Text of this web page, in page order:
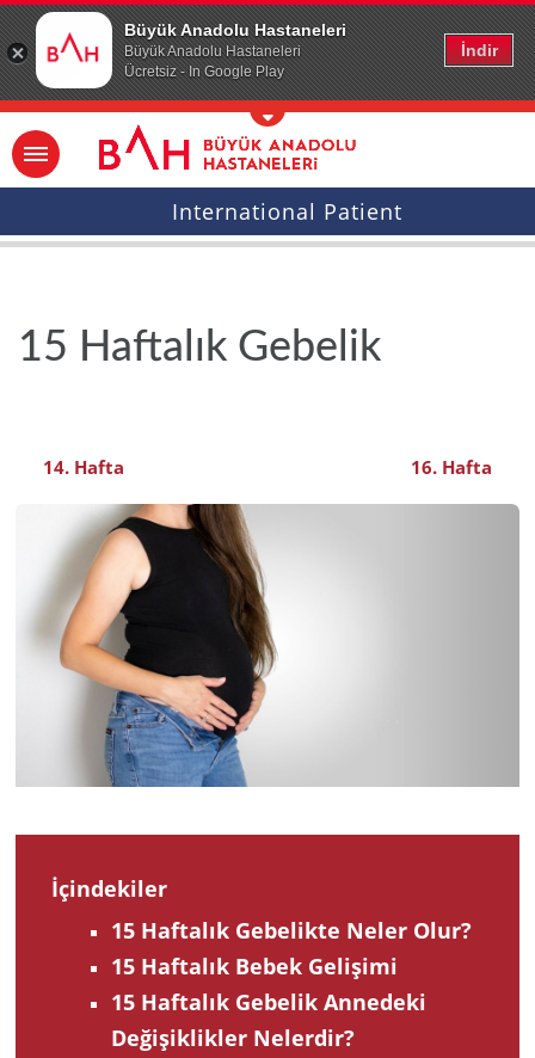
Büyük Anadolu Hastaneleri
Büyük Anadolu Hastaneleri
Ücretsiz - In Google Play
İndir
Ana icerige atla
International Patient
15 Haftalık Gebelik
14. Hafta 16. Hafta
İçindekiler
15 Haftalık Gebelikte Neler Olur?
15 Haftalık Bebek Gelişimi
15 Haftalık Gebelik Annedeki
Değişiklikler Nelerdir?